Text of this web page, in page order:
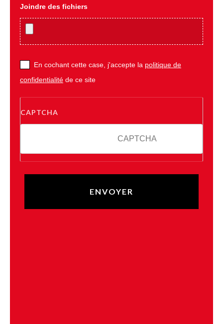
Joindre des fichiers
En cochant cette case, j'accepte la politique de
confidentialité de ce site
CAPTCHA